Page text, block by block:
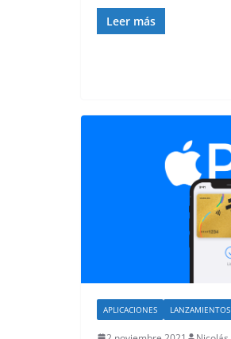
Leer más
APLICACIONES LANZAMIENTOS